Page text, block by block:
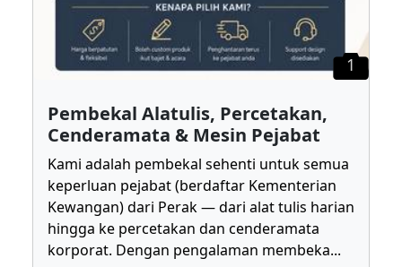
1
Pembekal Alatulis, Percetakan,
Cenderamata & Mesin Pejabat
Kami adalah pembekal sehenti untuk semua
keperluan pejabat (berdaftar Kementerian
Kewangan) dari Perak — dari alat tulis harian
hingga ke percetakan dan cenderamata
korporat. Dengan pengalaman membeka...